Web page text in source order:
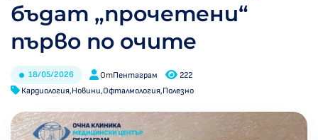
бъдат „прочетени“
първо по очите
18/05/2026 ОтПентаграм
222
Кардиология,Новини,Офталмология,Полезно